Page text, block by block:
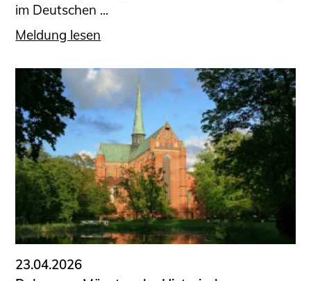
im Deutschen ...
Meldung lesen
23.04.2026